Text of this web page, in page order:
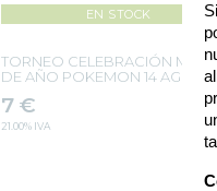
EN STOCK
TORNEO CELEBRACIÓN
DE AÑO POKEMON 14
7 €
21.00% IVA